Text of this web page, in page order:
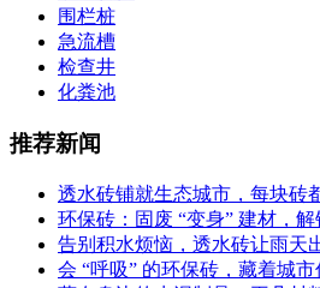
围栏桩
急流槽
检查井
化粪池
推荐新闻
透水砖铺就生态城市，每块砖
环保砖：固废 “变身” 建材，
告别积水烦恼，透水砖让雨天
会 “呼吸” 的环保砖，藏着城